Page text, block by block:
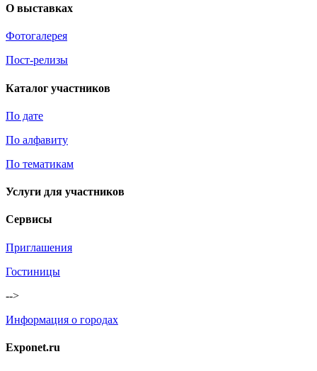
О выставках
Фотогалерея
Пост-релизы
Каталог участников
По дате
По алфавиту
По тематикам
Услуги для участников
Сервисы
Приглашения
Гостиницы
-->
Информация о городах
Exponet.ru